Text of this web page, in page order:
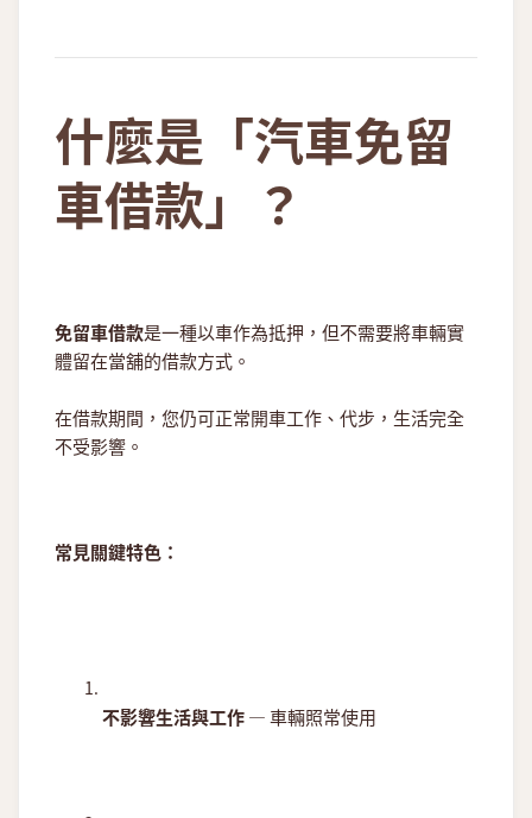
什麼是「汽車免留
車借款」？
免留車借款是一種以車作為抵押，但不需要將車輛實
體留在當舖的借款方式。
在借款期間，您仍可正常開車工作、代步，生活完全
不受影響。
常見關鍵特色：
不影響生活與工作— 車輛照常使用